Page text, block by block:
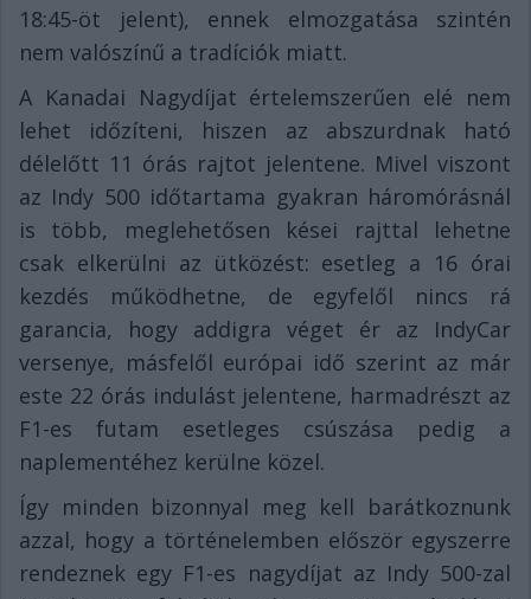
18:45-öt jelent), ennek elmozgatása szintén
nem valószínű a tradíciók miatt.
A Kanadai Nagydíjat értelemszerűen elé nem
lehet időzíteni, hiszen az abszurdnak ható
délelőtt 11 órás rajtot jelentene. Mivel viszont
az Indy 500 időtartama gyakran háromórásnál
is több, meglehetősen kései rajttal lehetne
csak elkerülni az ütközést: esetleg a 16 órai
kezdés működhetne, de egyfelől nincs rá
garancia, hogy addigra véget ér az IndyCar
versenye, másfelől európai idő szerint az már
este 22 órás indulást jelentene, harmadrészt az
F1-es futam esetleges csúszása pedig a
naplementéhez kerülne közel.
Így minden bizonnyal meg kell barátkoznunk
azzal, hogy a történelemben először egyszerre
rendeznek egy F1-es nagydíjat az Indy 500-zal